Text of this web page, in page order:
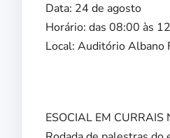
Data: 24 de agosto
Horário: das 08:00 às
Local: Auditório Albano
ESOCIAL EM CURRAIS